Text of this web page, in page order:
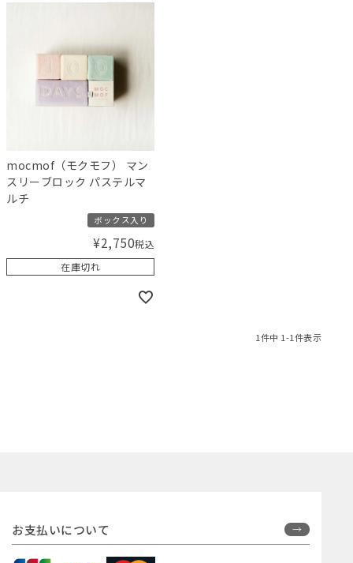
mocmof（モクモフ） マン
スリーブロック パステルマ
ルチ
ボックス入り
¥2,750税込
在庫切れ
1件中 1-1件表示
お支払いについて